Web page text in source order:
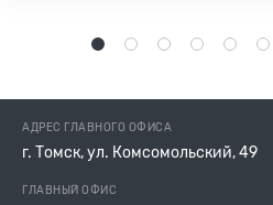
1 2 3 4 5 6
АДРЕС ГЛАВНОГО ОФИСА
г. Томск, ул. Комсомольский, 49
ГЛАВНЫЙ ОФИС